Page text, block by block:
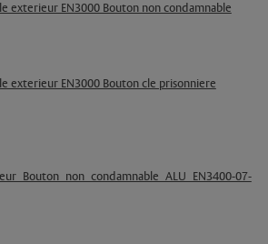
exterieur EN3000 Bouton non condamnable
exterieur EN3000 Bouton cle prisonniere
07-